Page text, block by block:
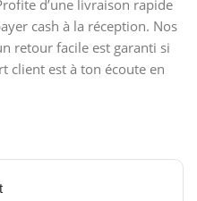
d’une livraison rapide
cash à la réception. Nos
retour facile est garanti si
client est à ton écoute en